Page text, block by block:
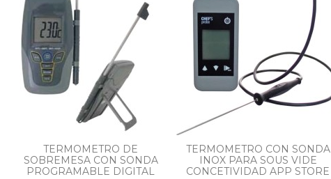
TERMOMETRO DE
SOBREMESA CON SONDA
PROGRAMABLE DIGITAL
TERMOMETRO CON SONDA
INOX PARA SOUS VIDE
CONCETIVIDAD APP STORE